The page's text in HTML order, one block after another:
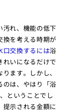
汚れ、機能の低下
換を考える時期が
口交換するには浴
いになるだけで
ます。しかし、
のは、やはり「浴
ということでし
提示される金額に